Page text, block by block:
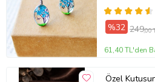
%32 249,00
61,40 TL'den
Özel